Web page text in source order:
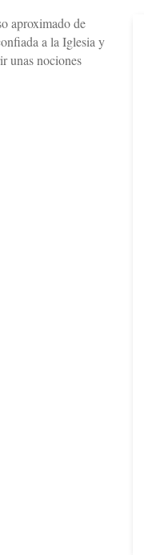
aproximado de
a la Iglesia y
unas nociones